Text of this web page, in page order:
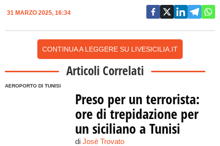
31 MARZO 2025, 16:34
CONTINUA A LEGGERE SU LIVESICILIA.IT
Articoli Correlati
AEROPORTO DI TUNISI
Preso per un terrorista:
ore di trepidazione per
un siciliano a Tunisi
di Josè Trovato